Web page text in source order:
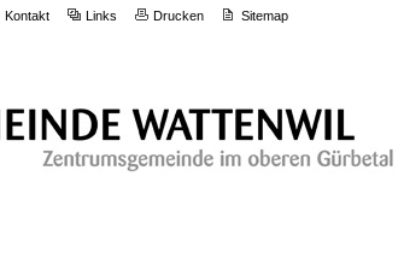
Kontakt Links Drucken Sitemap